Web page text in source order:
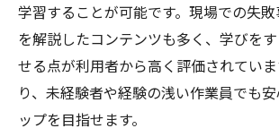
学習することが可能です。現場での失
を解説したコンテンツも多く、学びを
せる点が利用者から高く評価されてい
り、未経験者や経験の浅い作業員でも
ップを目指せます。